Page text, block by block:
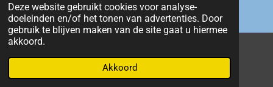
Deze website gebruikt cookies voor analyse-
doeleinden en/of het tonen van advertenties. Door
gebruik te blijven maken van de site gaat u hiermee
akkoord.
Akkoord